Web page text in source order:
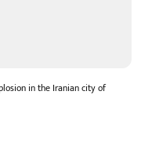
in the Iranian city of